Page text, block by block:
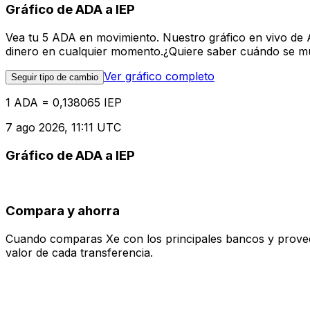
Gráfico de ADA a IEP
Vea tu 5 ADA en movimiento. Nuestro gráfico en vivo
dinero en cualquier momento.¿Quiere saber cuándo se
Seguir tipo de cambio Ver gráfico completo
1 ADA = 0,138065 IEP
7 ago 2026, 11:11 UTC
Gráfico de ADA a IEP
Compara y ahorra
Cuando comparas Xe con los principales bancos y
valor de cada transferencia.